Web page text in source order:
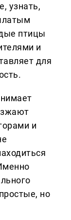
узнать,
птицы
и
для
и
но